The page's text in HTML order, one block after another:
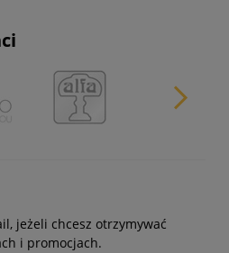
jeżeli chcesz otrzymywać
i promocjach.